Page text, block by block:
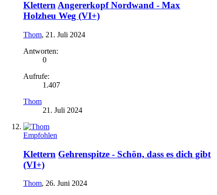
Klettern Angererkopf Nordwand - Max
Holzheu Weg (VI+)
Thom, 21. Juli 2024
Antworten:
0
Aufrufe:
1.407
Thom
21. Juli 2024
Empfohlen
Klettern Gehrenspitze - Schön, dass es dich gibt
(VI+)
Thom, 26. Juni 2024